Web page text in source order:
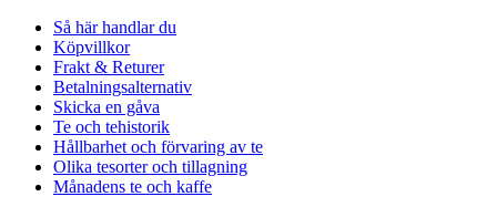
Så här handlar du
Köpvillkor
Frakt & Returer
Betalningsalternativ
Skicka en gåva
Te och tehistorik
Hållbarhet och förvaring av te
Olika tesorter och tillagning
Månadens te och kaffe